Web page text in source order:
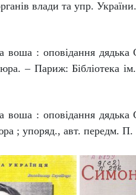
влади та упр.
: оповідання дядька
– Париж: Бібліотека
: оповідання дядька
; упоряд., авт. передм.